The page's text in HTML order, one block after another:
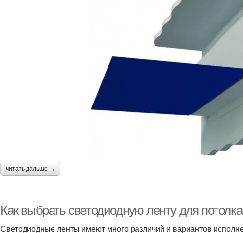
читать дальше →
Как выбрать светодиодную ленту для
Светодиодные ленты имеют много различий и вариантов